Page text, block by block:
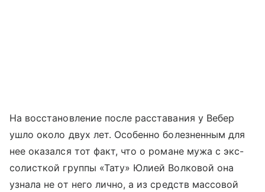
На восстановление после расставания у Вебер
ушло около двух лет. Особенно болезненным для
нее оказался тот факт, что о романе мужа с экс-
солисткой группы «Тату» Юлией Волковой она
узнала не от него лично, а из средств массовой